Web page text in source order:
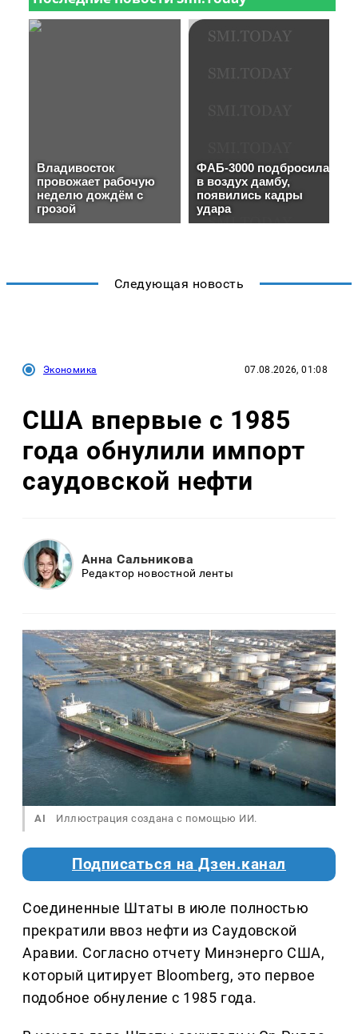
Следующая новость
Экономика 07.08.2026, 01:08
США впервые с 1985
года обнулили импорт
саудовской нефти
Анна Сальникова
Редактор новостной ленты
AI Иллюстрация создана с помощью ИИ.
Подписаться на Дзен.канал
Соединенные Штаты в июле полностью
прекратили ввоз нефти из Саудовской
Аравии. Согласно отчету Минэнерго США,
который цитирует Bloomberg, это первое
подобное обнуление с 1985 года.